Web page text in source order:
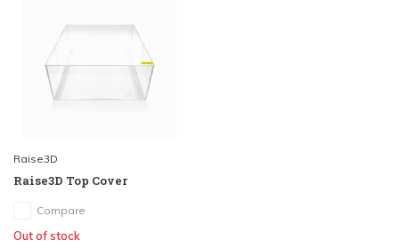
Raise3D
Raise3D Top Cover
Compare
Out of stock